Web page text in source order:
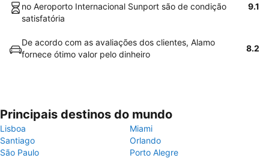
no Aeroporto Internacional Sunport são de condição
satisfatória
9.1
De acordo com as avaliações dos clientes, Alamo
fornece ótimo valor pelo dinheiro
8.2
Principais destinos do mundo
Lisboa
Miami
Santiago
Orlando
São Paulo
Porto Alegre